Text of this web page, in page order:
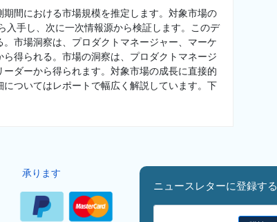
間における市場規模を推定します。対象市場の
入手し、次に一次情報源から検証します。このデ
市場洞察は、プロダクトマネージャー、マーケ
得られる。市場の洞察は、プロダクトマネージ
ダーから得られます。対象市場の成長に直接的
ついてはレポートで幅広く解説しています。下
承ります
ニュースレターに登録する